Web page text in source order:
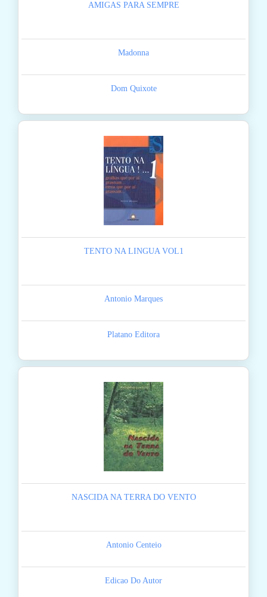
AMIGAS PARA SEMPRE
Madonna
Dom Quixote
TENTO NA LINGUA VOL1
Antonio Marques
Platano Editora
NASCIDA NA TERRA DO VENTO
Antonio Centeio
Edicao Do Autor